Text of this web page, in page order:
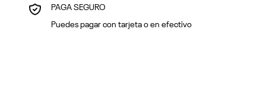
PAGA SEGURO
Puedes pagar con tarjeta o en efectivo